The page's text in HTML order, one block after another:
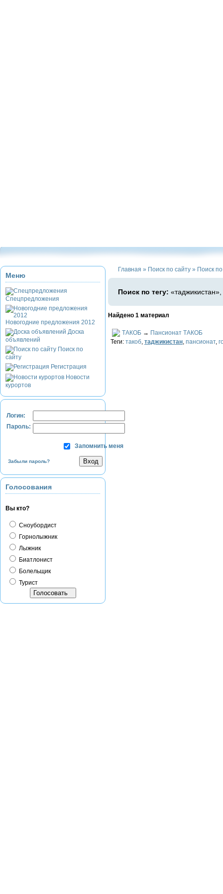
Меню
Спецпредложения
Новогодние предложения 2012
Доска
объявлений
Поиск по
сайту
Регистрация
Новости
курортов
Логин:
Пароль:
Запомнить меня
Забыли пароль?
Голосования
Вы кто?
Сноубордист
Горнолыжник
Лыжник
Биатлонист
Болельщик
Турист
Главная » Поиск по сайту » Поиск
Поиск по тегу:
Найдено 1 материал
ТАКОБ → Пансионат ТАКОБ
Теги: такоб, таджикистан, пансионат,